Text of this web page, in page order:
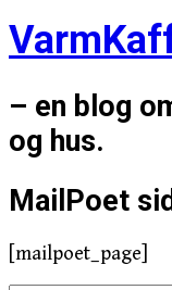
to
content
– en blog
og hus.
MailPoet
[mailpoet_page]